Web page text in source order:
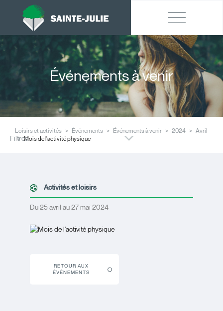
Événements à venir
Loisirs et activités Événements Événements à venir 2024
Avril
Mois de l'activité physique
Filtres
Activités et loisirs
Du 25 avril au 27 mai 2024
RETOUR AUX
ÉVÉNEMENTS